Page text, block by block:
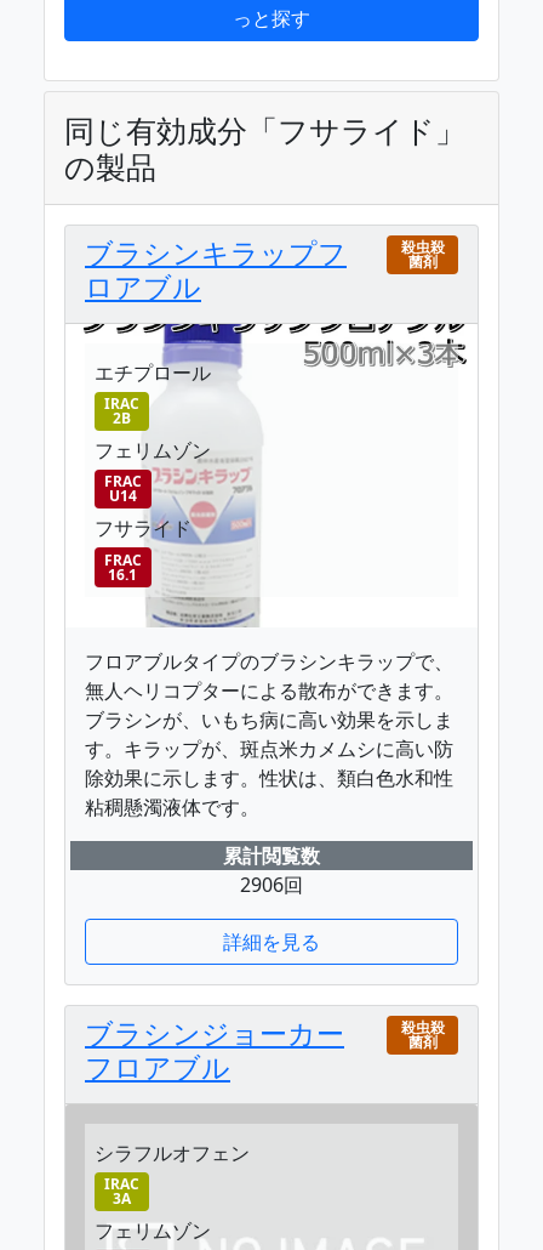
っと探す
同じ有効成分「フサライド」
の製品
ブラシンキラップフ
ロアブル
殺虫殺
菌剤
エチプロール
IRAC
2B
フェリムゾン
FRAC
U14
フサライド
FRAC
16.1
フロアブルタイプのブラシンキラップで、
無人ヘリコプターによる散布ができます。
ブラシンが、いもち病に高い効果を示しま
す。キラップが、斑点米カメムシに高い防
除効果に示します。性状は、類白色水和性
粘稠懸濁液体です。
累計閲覧数
2906回
詳細を見る
ブラシンジョーカー
フロアブル
殺虫殺
菌剤
シラフルオフェン
IRAC
3A
フェリムゾン